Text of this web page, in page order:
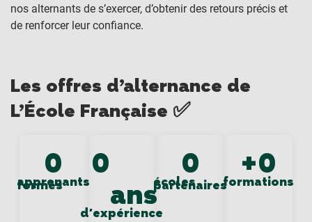
nos alternants de s’exercer, d’obtenir des retours précis et
de renforcer leur confiance.
Les offres d’alternance de
L’École Française ✅
apprenants
formés
0
d'expérience
0
ansécoles
partenaires
0 formations
+0